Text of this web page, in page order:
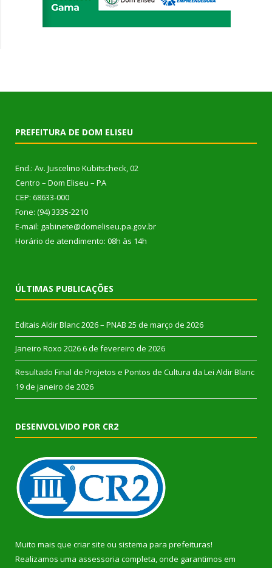
PREFEITURA DE DOM ELISEU
End.: Av. Juscelino Kubitscheck, 02
Centro – Dom Eliseu – PA
CEP: 68633-000
Fone: (94) 3335-2210
E-mail: gabinete@domeliseu.pa.gov.br
Horário de atendimento: 08h às 14h
ÚLTIMAS PUBLICAÇÕES
Editais Aldir Blanc 2026 – PNAB 25 de março de 2026
Janeiro Roxo 2026 6 de fevereiro de 2026
Resultado Final de Projetos e Pontos de Cultura da Lei Aldir Blanc
19 de janeiro de 2026
DESENVOLVIDO POR CR2
Muito mais que criar site ou sistema para prefeituras!
Realizamos uma assessoria completa, onde garantimos em